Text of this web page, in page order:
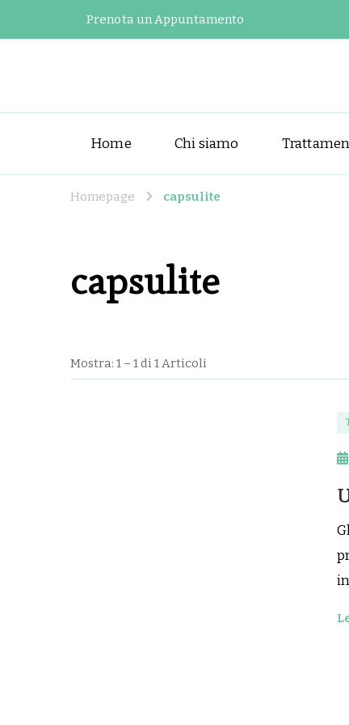
Prenota un Appuntamento
Home Chi siamo
Homepage capsulite
capsulite
Mostra: 1 – 1 di 1 Articoli